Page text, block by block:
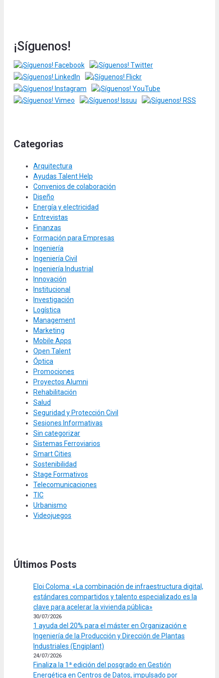
¡Síguenos!
Categorias
Arquitectura
Ayudas Talent Help
Convenios de colaboración
Diseño
Energía y electricidad
Entrevistas
Finanzas
Formación para Empresas
Ingeniería
Ingeniería Civil
Ingeniería Industrial
Innovación
Institucional
Investigación
Logística
Management
Marketing
Mobile Apps
Open Talent
Óptica
Promociones
Proyectos Alumni
Rehabilitación
Salud
Seguridad y Protección Civil
Sesiones Informativas
Sin categorizar
Sistemas Ferroviarios
Smart Cities
Sostenibilidad
Stage Formativos
Telecomunicaciones
TIC
Urbanismo
Videojuegos
Últimos Posts
Eloi Coloma: «La combinación de infraestructura digital,
estándares compartidos y talento especializado es la
clave para acelerar la vivienda pública»
30/07/2026
1 ayuda del 20% para el máster en Organización e
Ingeniería de la Producción y Dirección de Plantas
Industriales (Engiplant)
24/07/2026
Finaliza la 1ª edición del posgrado en Gestión
Energética en Centros de Datos, impulsado por